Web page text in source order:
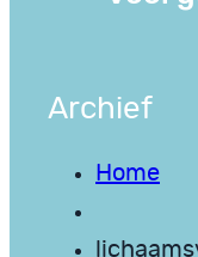
Archief
Home